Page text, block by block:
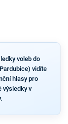
voleb do
vidíte
hlasy pro
výsledky v